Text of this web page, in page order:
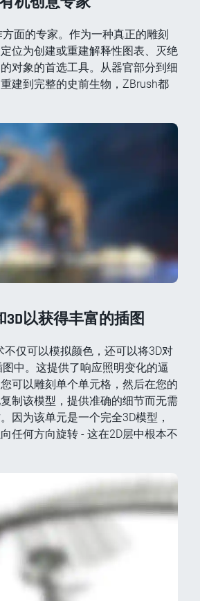
面的专家。作为一种真正的雕刻
位为创建或重建解释性图表、灭绝
对象的首选工具。从器官部分到细
建到完整的史前生物，ZBrush都
3D以获得丰富的插图
不仅可以模拟颜色，还可以将3D对
中。这提供了响应照明变化的逼
可以雕刻单个单元格，然后在您的
制该模型，提供准确的细节而无需
因为该单元是一个完全3D模型，
任何方向旋转 - 这在2D层中根本不